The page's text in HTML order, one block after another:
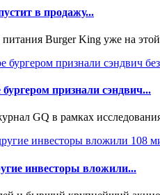
в продажу...
Burger King уже на
признали сэндвич...
GQ в рамках
инвесторы вложили...